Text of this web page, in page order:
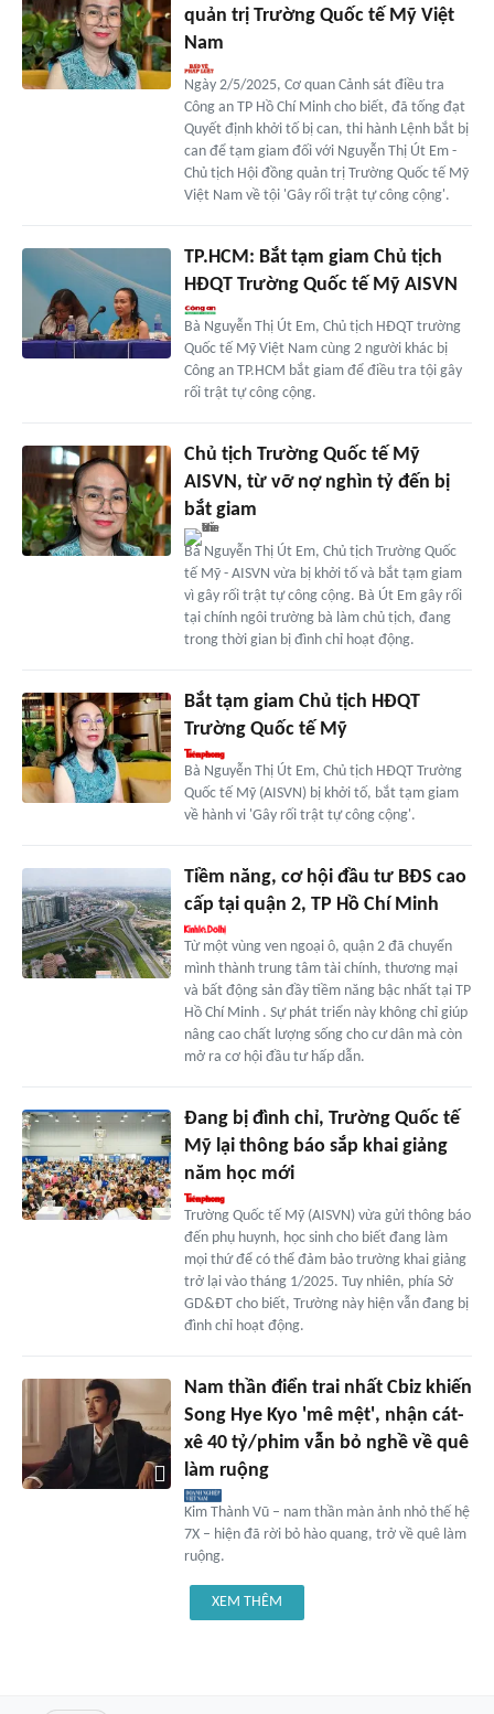
quản trị Trường Quốc tế Mỹ Việt
Nam
Ngày 2/5/2025, Cơ quan Cảnh sát điều tra
Công an TP Hồ Chí Minh cho biết, đã tống đạt
Quyết định khởi tố bị can, thi hành Lệnh bắt bị
can để tạm giam đối với Nguyễn Thị Út Em -
Chủ tịch Hội đồng quản trị Trường Quốc tế Mỹ
Việt Nam về tội 'Gây rối trật tự công cộng'.
TP.HCM: Bắt tạm giam Chủ tịch
HĐQT Trường Quốc tế Mỹ AISVN
Bà Nguyễn Thị Út Em, Chủ tịch HĐQT trường
Quốc tế Mỹ Việt Nam cùng 2 người khác bị
Công an TP.HCM bắt giam để điều tra tội gây
rối trật tự công cộng.
Chủ tịch Trường Quốc tế Mỹ
AISVN, từ vỡ nợ nghìn tỷ đến bị
bắt giam
Bà Nguyễn Thị Út Em, Chủ tịch Trường Quốc
tế Mỹ - AISVN vừa bị khởi tố và bắt tạm giam
vì gây rối trật tự công cộng. Bà Út Em gây rối
tại chính ngôi trường bà làm chủ tịch, đang
trong thời gian bị đình chỉ hoạt động.
Bắt tạm giam Chủ tịch HĐQT
Trường Quốc tế Mỹ
Bà Nguyễn Thị Út Em, Chủ tịch HĐQT Trường
Quốc tế Mỹ (AISVN) bị khởi tố, bắt tạm giam
về hành vi 'Gây rối trật tự công cộng'.
Tiềm năng, cơ hội đầu tư BĐS cao
cấp tại quận 2, TP Hồ Chí Minh
Từ một vùng ven ngoại ô, quận 2 đã chuyển
mình thành trung tâm tài chính, thương mại
và bất động sản đầy tiềm năng bậc nhất tại TP
Hồ Chí Minh . Sự phát triển này không chỉ giúp
nâng cao chất lượng sống cho cư dân mà còn
mở ra cơ hội đầu tư hấp dẫn.
Đang bị đình chỉ, Trường Quốc tế
Mỹ lại thông báo sắp khai giảng
năm học mới
Trường Quốc tế Mỹ (AISVN) vừa gửi thông báo
đến phụ huynh, học sinh cho biết đang làm
mọi thứ để có thể đảm bảo trường khai giảng
trở lại vào tháng 1/2025. Tuy nhiên, phía Sở
GD&ĐT cho biết, Trường này hiện vẫn đang bị
đình chỉ hoạt động.
Nam thần điển trai nhất Cbiz khiến
Song Hye Kyo 'mê mệt', nhận cát-
xê 40 tỷ/phim vẫn bỏ nghề về quê
làm ruộng
Kim Thành Vũ – nam thần màn ảnh nhỏ thế hệ
7X – hiện đã rời bỏ hào quang, trở về quê làm
ruộng.
XEM THÊM